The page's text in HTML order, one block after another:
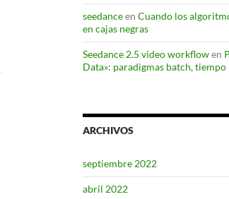
seedanceen Cuando los
en cajas negras
Seedance 2.5 video workflowen
Data»: paradigmas batch, tiempo
ARCHIVOS
septiembre 2022
abril 2022